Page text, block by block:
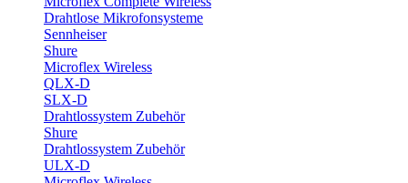
Drahtlose Mikrofonsysteme
Sennheiser
Shure
Microflex Wireless
QLX-D
SLX-D
Drahtlossystem Zubehör
Shure
Drahtlossystem Zubehör
ULX-D